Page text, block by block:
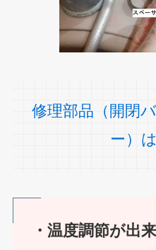
修理部品（開閉
ー）
・温度調節が出